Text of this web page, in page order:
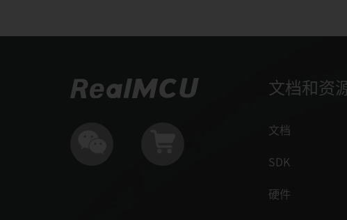
文档和资
文档
SDK
硬件